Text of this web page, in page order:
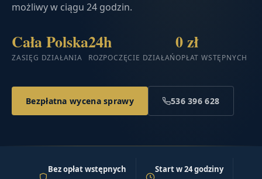
możliwy w ciągu 24 godzin.
Cała Polska
ZASIĘG DZIAŁANIA
24h
ROZPOCZĘCIE DZIAŁAŃ
0 zł
OPŁAT WSTĘPNYCH
Bezpłatna wycena sprawy 536 396 628
Bez opłat wstępnych Start w 24 godziny